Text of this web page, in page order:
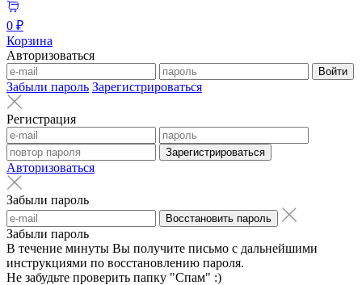
0 ₽
Корзина
Авторизоваться
Войти
Забыли пароль Зарегистрироваться
Регистрация
Зарегистрироваться
Авторизоваться
Забыли пароль
Восстановить пароль
Забыли пароль
В течение минуты Вы получите письмо с дальнейшими
инструкциями по восстановлению пароля.
Не забудьте проверить папку "Спам" :)